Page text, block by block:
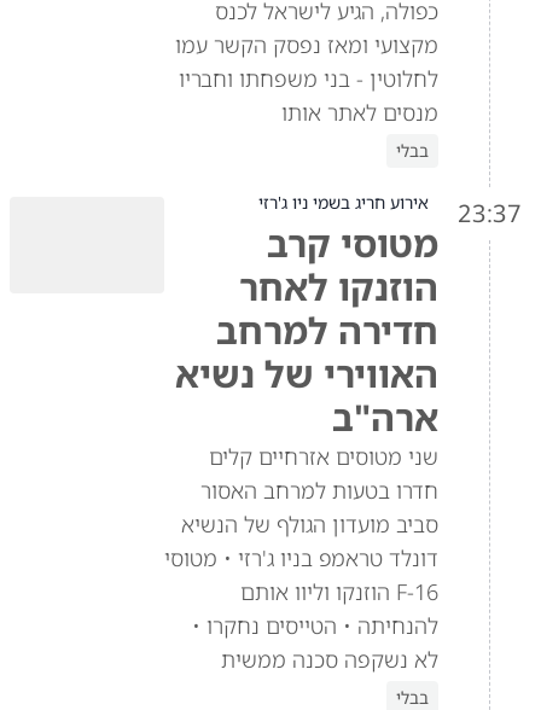
כפולה, הגיע לישראל לכנס
מקצועי ומאז נפסק הקשר עמו
לחלוטין - בני משפחתו וחבריו
מנסים לאתר אותו
בבלי
23:37 אירוע חריג בשמי ניו ג'רזי
מטוסי קרב
הוזנקו לאחר
חדירה למרחב
האווירי של נשיא
ארה"ב
שני מטוסים אזרחיים קלים
חדרו בטעות למרחב האסור
סביב מועדון הגולף של הנשיא
דונלד טראמפ בניו ג'רזי • מטוסי
F-16 הוזנקו וליוו אותם
להנחיתה • הטייסים נחקרו •
לא נשקפה סכנה ממשית
בבלי